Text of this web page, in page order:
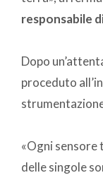
responsabile
Dopo
proceduto
«Ogni
delle singole